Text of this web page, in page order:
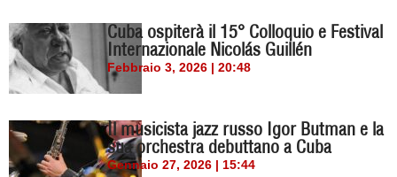
Cuba ospiterà il 15° Colloquio e Festival
Internazionale Nicolás Guillén
Febbraio 3, 2026 | 20:48
Il musicista jazz russo Igor Butman e la
sua orchestra debuttano a Cuba
Gennaio 27, 2026 | 15:44